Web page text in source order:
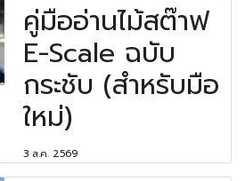
คู่มืออ่านไม้สต๊าฟ
E-Scale ฉบับ
กระชับ (สำหรับมือ
ใหม่)
3 ส.ค. 2569